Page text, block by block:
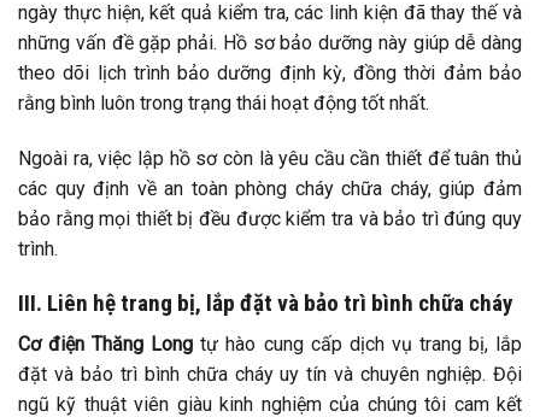
ngày thực hiện, kết quả kiểm tra, các linh kiện đã thay thế và
những vấn đề gặp phải. Hồ sơ bảo dưỡng này giúp dễ dàng
theo dõi lịch trình bảo dưỡng định kỳ, đồng thời đảm bảo
rằng bình luôn trong trạng thái hoạt động tốt nhất.
Ngoài ra, việc lập hồ sơ còn là yêu cầu cần thiết để tuân thủ
các quy định về an toàn phòng cháy chữa cháy, giúp đảm
bảo rằng mọi thiết bị đều được kiểm tra và bảo trì đúng quy
trình.
III. Liên hệ trang bị, lắp đặt và bảo trì bình chữa cháy
Cơ điện Thăng Long tự hào cung cấp dịch vụ trang bị, lắp
đặt và bảo trì bình chữa cháy uy tín và chuyên nghiệp. Đội
ngũ kỹ thuật viên giàu kinh nghiệm của chúng tôi cam kết